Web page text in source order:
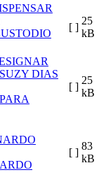
[ ]
25
kB
[ ]
25
kB
[ ]
83
kB